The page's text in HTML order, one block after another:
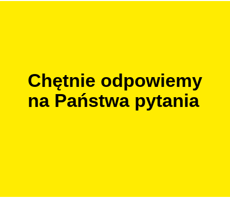
Chętnie odpowiemy
na Państwa pytania